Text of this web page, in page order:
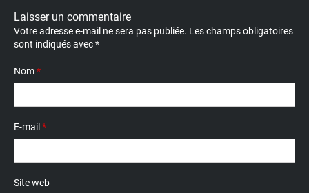
Laisser un commentaire
Votre adresse e-mail ne sera pas publiée. Les champs obligatoires
sont indiqués avec*
Nom*
E-mail *
Site web